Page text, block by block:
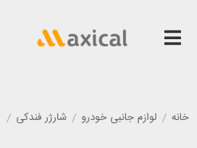
خانه / لوازم جانبی خودرو / شارژر فندکی /